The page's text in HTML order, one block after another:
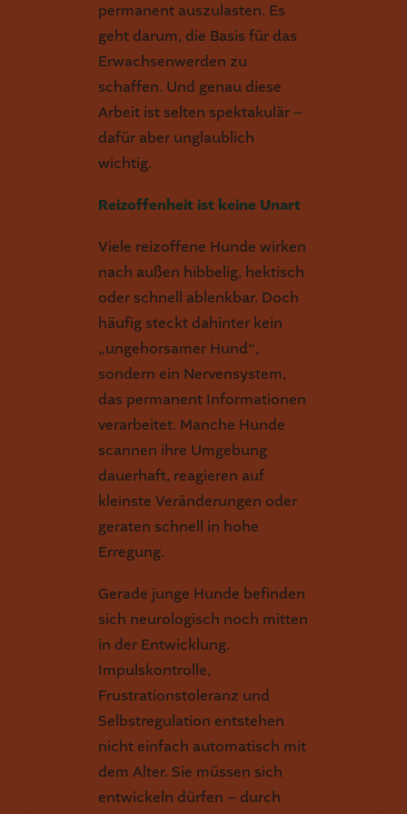
permanent auszulasten. Es
geht darum, die Basis für das
Erwachsenwerden zu
schaffen. Und genau diese
Arbeit ist selten spektakulär –
dafür aber unglaublich
wichtig.
Reizoffenheit ist keine Unart
Viele reizoffene Hunde wirken
nach außen hibbelig, hektisch
oder schnell ablenkbar. Doch
häufig steckt dahinter kein
„ungehorsamer Hund“,
sondern ein Nervensystem,
das permanent Informationen
verarbeitet. Manche Hunde
scannen ihre Umgebung
dauerhaft, reagieren auf
kleinste Veränderungen oder
geraten schnell in hohe
Erregung.
Gerade junge Hunde befinden
sich neurologisch noch mitten
in der Entwicklung.
Impulskontrolle,
Frustrationstoleranz und
Selbstregulation entstehen
nicht einfach automatisch mit
dem Alter. Sie müssen sich
entwickeln dürfen – durch